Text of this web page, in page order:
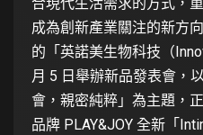
合現代生活需求的方式，
成為創新產業關注的新方
的「英諾美生物科技（
月 5 日舉辦新品發表會，
會，親密純粹」為主題，
品牌 PLAY&JOY 全新「